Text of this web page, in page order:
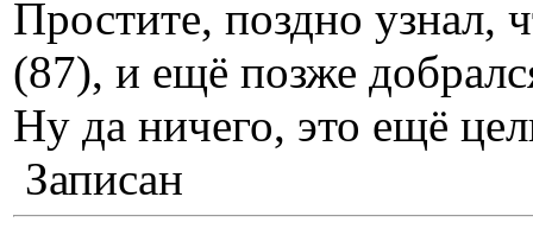
Простите, поздно узнал,
(87), и ещё позже
Ну да ничего, это ещё
Записан